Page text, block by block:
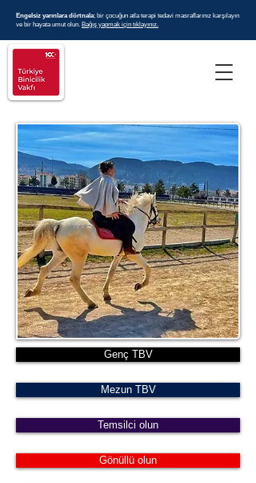
Engelsiz yarınlara dörtnala; bir çocuğun atla terapi tedavi masraflarınız karşılayın
ve bir hayata umut olun. Bağış yapmak için tıklayınız.
Genç TBV
Mezun TBV
Temsilci olun
Gönüllü olun